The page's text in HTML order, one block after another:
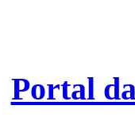
Portal